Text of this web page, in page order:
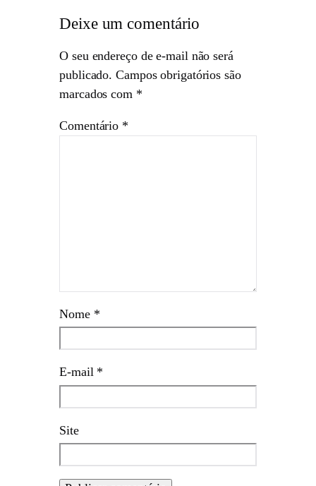
Deixe um comentário
O seu endereço de e-mail não será
publicado. Campos obrigatórios são
marcados com *
Comentário *
Nome *
E-mail *
Site